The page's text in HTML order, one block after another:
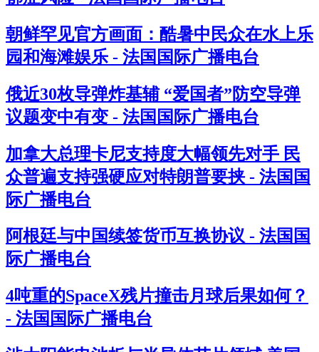
朝鲜罕见官方画面：酷暑中民众在水上乐
园和海滩娱乐 - 法国国际广播电台
俄近30枚导弹炸基辅 “爱国者”防空导弹
议题变中有变 - 法国国际广播电台
加拿大总理卡尼支持度大幅领先对手 民
众普遍支持强硬应对特朗普要挟 - 法国国
际广播电台
阿根廷与中国续签货币互换协议 - 法国国
际广播电台
4吨重的SpaceX残片撞击月球后果如何？
- 法国国际广播电台